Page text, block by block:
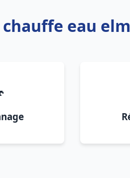
eau